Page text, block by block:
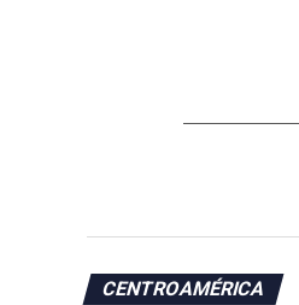
CENTROAMÉRICA